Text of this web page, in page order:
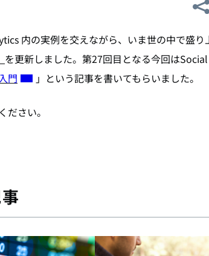
内の実例を交えながら、いま世の中で盛
を更新しました。第27回目となる今回は
門
」 という記事を書いてもらいました。
ださい。